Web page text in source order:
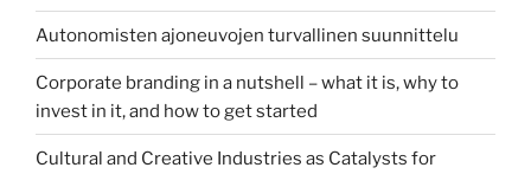
Autonomisten ajoneuvojen turvallinen suunnittelu
Corporate branding in a nutshell – what it is, why to
invest in it, and how to get started
Cultural and Creative Industries as Catalysts for